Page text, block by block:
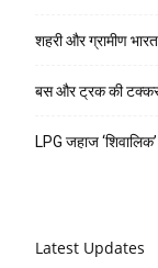
शहरी और ग्रामीण
बस और ट्रक की टक्कर
LPG जहाज
Latest Updates